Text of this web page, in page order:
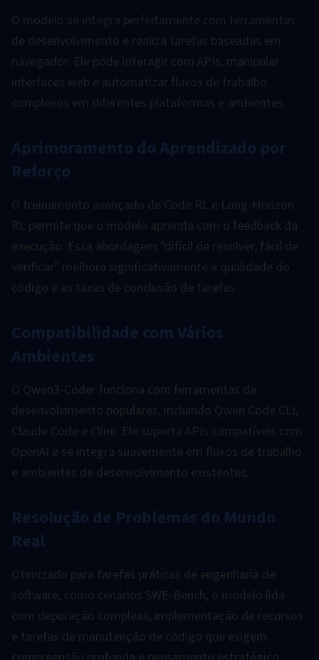
O modelo se integra perfeitamente com ferramentas
de desenvolvimento e realiza tarefas baseadas em
navegador. Ele pode interagir com APIs, manipular
interfaces web e automatizar fluxos de trabalho
complexos em diferentes plataformas e ambientes.
Aprimoramento do Aprendizado por
Reforço
O treinamento avançado de Code RL e Long-Horizon
RL permite que o modelo aprenda com o feedback da
execução. Essa abordagem "difícil de resolver, fácil de
verificar" melhora significativamente a qualidade do
código e as taxas de conclusão de tarefas.
Compatibilidade com Vários
Ambientes
O Qwen3-Coder funciona com ferramentas de
desenvolvimento populares, incluindo Qwen Code CLI,
Claude Code e Cline. Ele suporta APIs compatíveis com
OpenAI e se integra suavemente em fluxos de trabalho
e ambientes de desenvolvimento existentes.
Resolução de Problemas do Mundo
Real
Otimizado para tarefas práticas de engenharia de
software, como cenários SWE-Bench, o modelo lida
com depuração complexa, implementação de recursos
e tarefas de manutenção de código que exigem